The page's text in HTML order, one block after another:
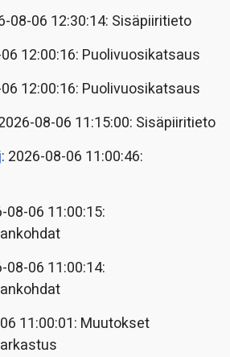
08-06 12:30:14: Sisäpiiritieto
12:00:16: Puolivuosikatsaus
12:00:16: Puolivuosikatsaus
08-06 11:15:00: Sisäpiiritieto
: 2026-08-06 11:00:46:
08-06 11:00:15:
08-06 11:00:14:
11:00:01: Muutokset